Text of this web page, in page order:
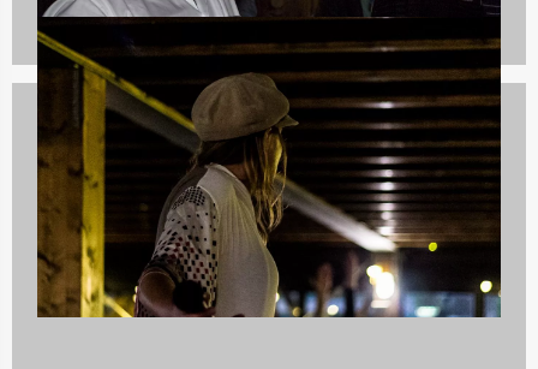
Teambuilding
2167 uitjes